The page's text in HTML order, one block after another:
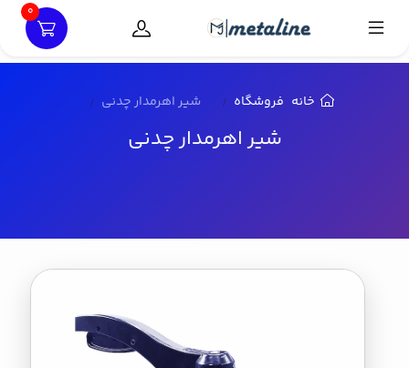
0
خانه فروشگاه شیر اهرمدار چدنی
شیر اهرمدار چدنی